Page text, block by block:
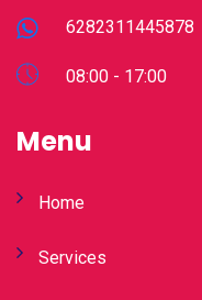
6282311445878
08:00 - 17:00
Menu
Home
Services